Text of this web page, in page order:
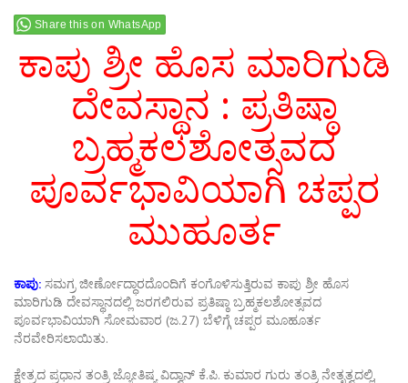
Share this on WhatsApp
ಕಾಪು ಶ್ರೀ ಹೊಸ ಮಾರಿಗುಡಿ
ದೇವಸ್ಥಾನ : ಪ್ರತಿಷ್ಠಾ
ಬ್ರಹ್ಮಕಲಶೋತ್ಸವದ
ಪೂರ್ವಭಾವಿಯಾಗಿ ಚಪ್ಪರ
ಮುಹೂರ್ತ
ಕಾಪು: ಸಮಗ್ರ ಜೀರ್ಣೋದ್ಧಾರದೊಂದಿಗೆ ಕಂಗೊಳಿಸುತ್ತಿರುವ ಕಾಪು ಶ್ರೀ ಹೊಸ
ಮಾರಿಗುಡಿ ದೇವಸ್ಥಾನದಲ್ಲಿ ಜರಗಲಿರುವ ಪ್ರತಿಷ್ಠಾ ಬ್ರಹ್ಮಕಲಶೋತ್ಸವದ
ಪೂರ್ವಭಾವಿಯಾಗಿ ಸೋಮವಾರ (ಜ.27) ಬೆಳಿಗ್ಗೆ ಚಪ್ಪರ ಮೂಹೂರ್ತ
ನೆರವೇರಿಸಲಾಯಿತು.
ಕ್ಷೇತ್ರದ ಪ್ರಧಾನ ತಂತ್ರಿ ಜ್ಯೋತಿಷ್ಯ ವಿದ್ವಾನ್ ಕೆ.ಪಿ. ಕುಮಾರ ಗುರು ತಂತ್ರಿ ನೇತೃತ್ವದಲ್ಲಿ,